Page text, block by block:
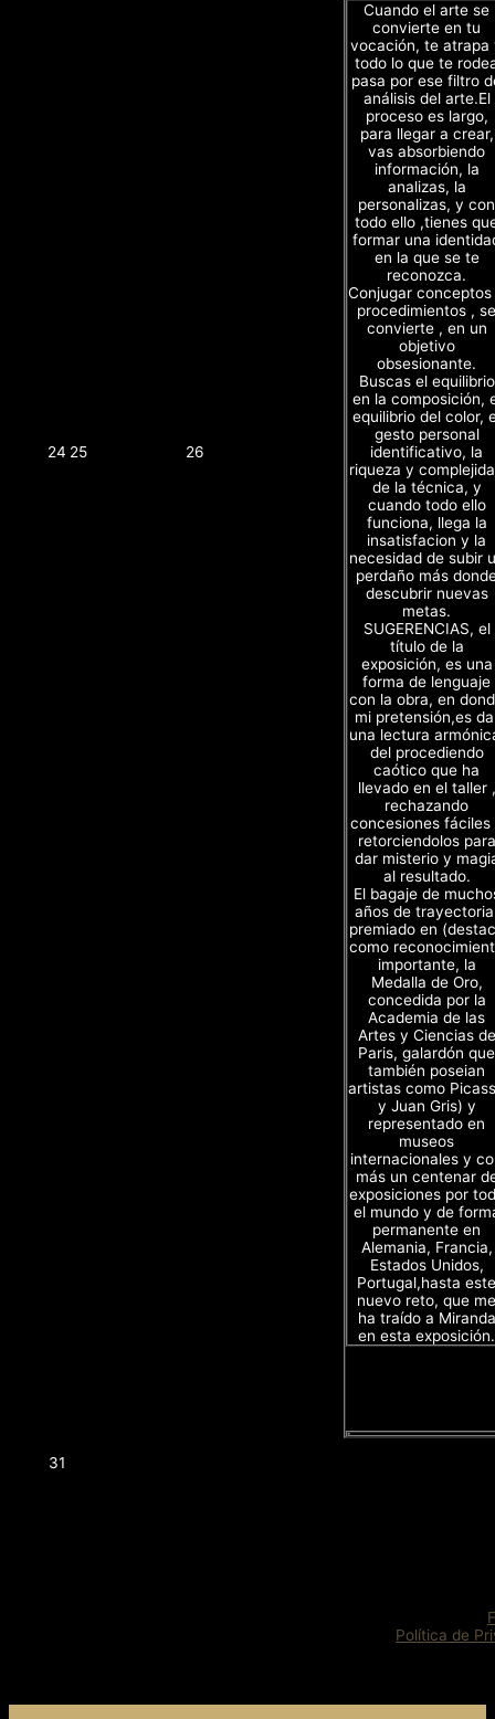
24 25 26
Cuando el arte se
convierte en tu
vocación, te atrapa
todo lo que te
pasa por ese filtro
análisis del arte.El
proceso es largo,
para llegar a crear,
vas absorbiendo
información, la
analizas, la
personalizas, y con
todo ello ,tienes
formar una
en la que se te
reconozca.
Conjugar
procedimientos , se
convierte , en un
objetivo
obsesionante.
Buscas el equilibrio
en la composición,
equilibrio del color,
gesto personal
identificativo, la
riqueza y
de la técnica, y
cuando todo ello
funciona, llega la
insatisfacion y la
necesidad de subir
perdaño más
descubrir nuevas
metas.
SUGERENCIAS, el
título de la
exposición, es una
forma de lenguaje
con la obra, en
mi pretensión,es
una lectura
del procediendo
caótico que ha
llevado en el taller ,
rechazando
concesiones fáciles
retorciendolos para
dar misterio y
al resultado.
El bagaje de
años de
premiado en
como
importante, la
Medalla de Oro,
concedida por la
Academia de las
Artes y Ciencias de
Paris, galardón que
también poseian
artistas como
y Juan Gris) y
representado en
museos
internacionales y
más un centenar
exposiciones por
el mundo y de
permanente en
Alemania, Francia,
Estados Unidos,
Portugal,hasta este
nuevo reto, que me
ha traído a Miranda
en esta exposición.
31
Política de